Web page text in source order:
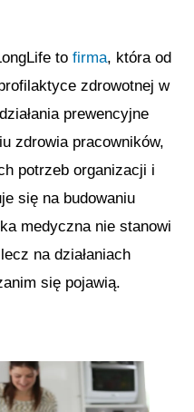
to firma, która od
zdrowotnej w
prewencyjne
zdrowia pracowników,
potrzeb organizacji i
się na budowaniu
medyczna nie stanowi
na działaniach
się pojawią.